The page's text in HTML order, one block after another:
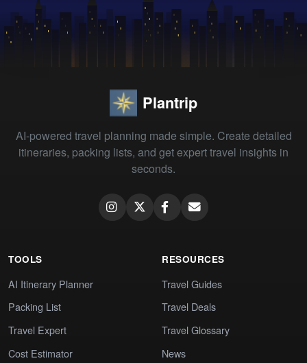
Plantrip
AI-powered travel planning made simple. Create detailed
itineraries, packing lists, and get expert travel insights in
seconds.
TOOLS
AI Itinerary Planner
Packing List
Travel Expert
Cost Estimator
RESOURCES
Travel Guides
Travel Deals
Travel Glossary
News